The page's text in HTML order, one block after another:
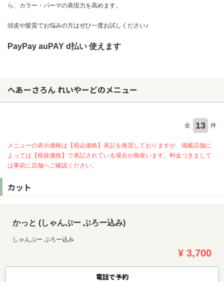
ら、カラー・パーマの表現力を高めます。
頭皮や髪質でお悩みの方はぜひ一度お試しください♪
PayPay auPAY d払い 使えます
へあーさろん れいやーどのメニュー
全 13 件
メニューの表示価格は【税込価格】表記を推奨しておりますが、掲載店舗に
よっては【税抜価格】で表記されている場合が御座います。料金つきまして
は事前に店舗へご確認ください。
カット
かっと (しゃんぷー ぶろー込み)
しゃんぷー ぶろー込み
¥ 3,700
電話で予約